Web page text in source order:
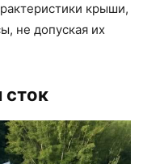
крыши,
не допуская их
сток